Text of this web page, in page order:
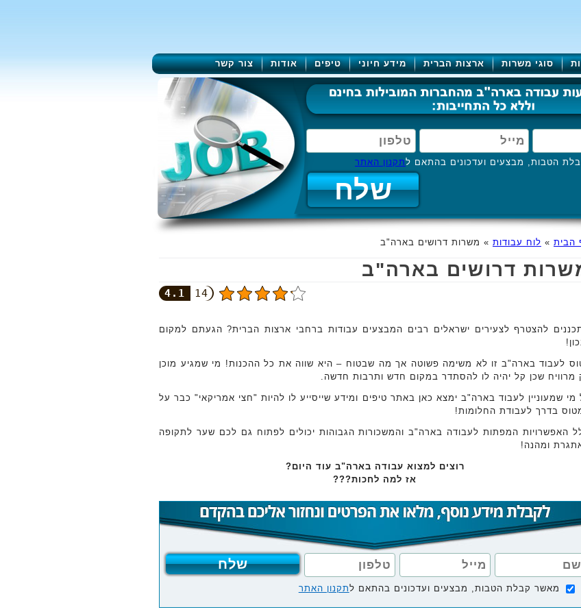
סוגי משרות ארצות הברית מידע חיוני טיפים אודות צור קשר
הטבות, מבצעים ועדכונים בהתאם לתקנון האתר
הבית » לוח עבודות » משרות דרושים בארה"ב
דרושים בארה"ב
4.1 14
להצטרף לצעירים ישראלים רבים המבצעים עבודות ברחבי ארצות הברית? הגעתם למקום
לעבוד בארה"ב זו לא משימה פשוטה אך מה שבטוח – היא שווה את כל ההכנות! מי שמגיע מוכן
מרוויח שכן קל יהיה לו להסתדר במקום חדש ותרבות חדשה.
מי שמעוניין לעבוד בארה"ב ימצא כאן באתר טיפים ומידע שייסייע לו להיות "חצי אמריקאי" כבר על
בדרך לעבודת החלומות!
האפשרויות המפתות לעבודה בארה"ב והמשכורות הגבוהות יכולים לפתוח גם לכם שער לתקופה
ומהנה!
רוצים למצוא עבודה בארה"ב עוד היום?
אז למה לחכות???
מאשר קבלת הטבות, מבצעים ועדכונים בהתאם לתקנון האתר